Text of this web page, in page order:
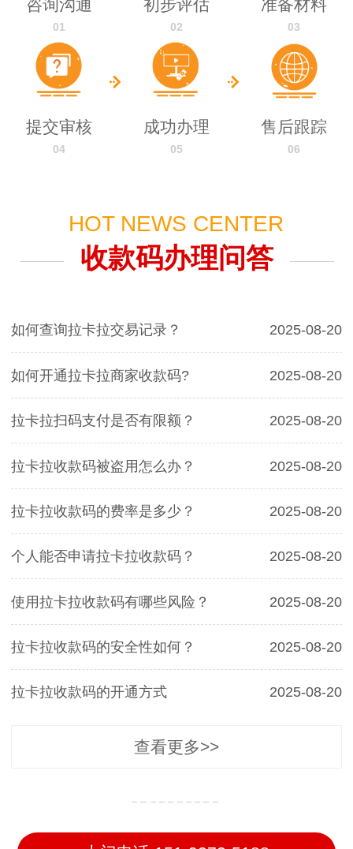
咨询沟通
01
初步评估
02
准备材料
03
提交审核
04
成功办理
05
售后跟踪
06
HOT NEWS CENTER
收款码办理问答
如何查询拉卡拉交易记录？ 2025-08-20
如何开通拉卡拉商家收款码? 2025-08-20
拉卡拉扫码支付是否有限额？ 2025-08-20
拉卡拉收款码被盗用怎么办？ 2025-08-20
拉卡拉收款码的费率是多少？ 2025-08-20
个人能否申请拉卡拉收款码？ 2025-08-20
使用拉卡拉收款码有哪些风险？ 2025-08-20
拉卡拉收款码的安全性如何？ 2025-08-20
拉卡拉收款码的开通方式 2025-08-20
查看更多>>